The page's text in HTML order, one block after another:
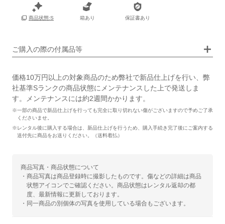
商品状態:S 箱あり 保証書あり
ご購入の際の付属品等
価格10万円以上の対象商品のため弊社で新品仕上げを行い、弊
社基準Sランクの商品状態にメンテナンスした上で発送しま
す。メンテナンスには約2週間かかります。
※一部の商品で新品仕上げを行っても完全に取り切れない傷がございますので予めご了承
くださいませ。
※レンタル後に購入する場合は、新品仕上げを行うため、購入手続き完了後にご案内する
送付先に商品をお送りください。（送料着払）
商品写真・商品状態について
・商品写真は商品登録時に撮影したものです。傷などの詳細は商品
状態アイコンでご確認ください。商品状態はレンタル返却の都
度、最新情報に更新しております。
・同一商品の別個体の写真を使用している場合もございます。